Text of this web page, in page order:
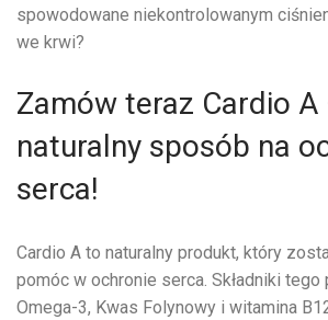
spowodowane niekontrolowanym
we krwi?
Zamów teraz Cardio A
naturalny sposób na
serca!
Cardio A to naturalny produkt, który
pomóc w ochronie serca. Składniki tego
Omega-3, Kwas Folynowy i witamina